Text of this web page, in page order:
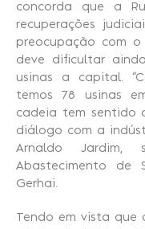
concorda que a
recuperações
preocupação com
deve dificultar
usinas a capital.
temos 78 usinas
cadeia tem sentido
diálogo com a
Arnaldo Jardim,
Abastecimento de
Gerhai.
Tendo em vista